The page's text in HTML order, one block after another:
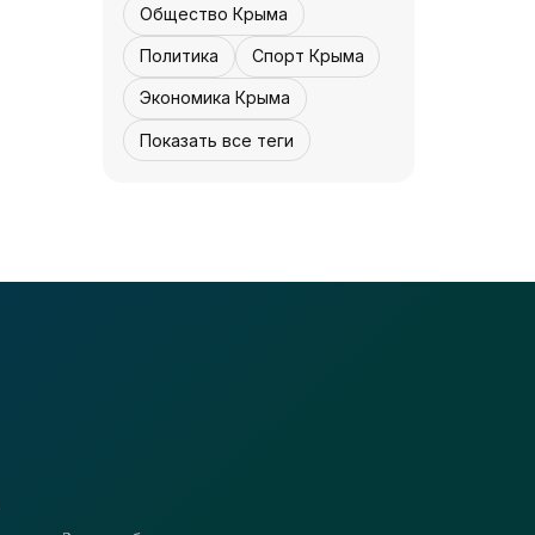
Общество Крыма
Политика Спорт Крыма
Экономика Крыма
Показать все теги